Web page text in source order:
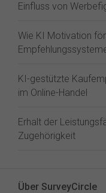
Einfluss von
Wie KI Motivation
KI-gestützte
im Online-Handel
Erhalt der
Zugehörigkeit
Über SurveyCircle